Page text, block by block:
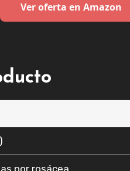
Ver oferta en Amazon